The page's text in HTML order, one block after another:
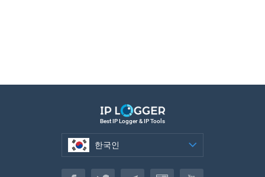
Best IP Logger & IP Tools
한국인
한국인